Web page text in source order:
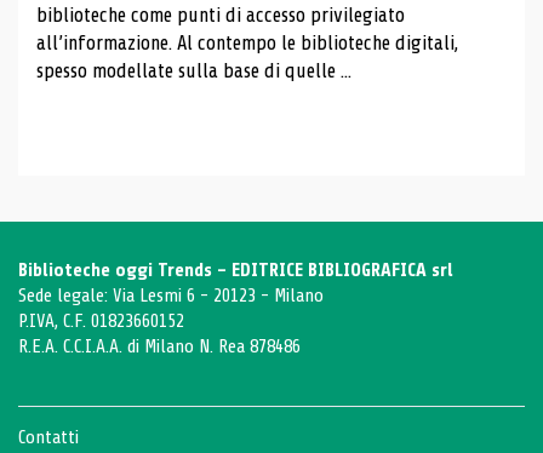
biblioteche come punti di accesso privilegiato
all’informazione. Al contempo le biblioteche digitali,
spesso modellate sulla base di quelle ...
Biblioteche oggi Trends - EDITRICE BIBLIOGRAFICA srl
Sede legale: Via Lesmi 6 - 20123 - Milano
P.IVA, C.F. 01823660152
R.E.A. C.C.I.A.A. di Milano N. Rea 878486
Contatti